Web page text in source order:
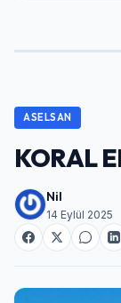
ASELSAN
KORAL
Nil
14 Eylül 2025